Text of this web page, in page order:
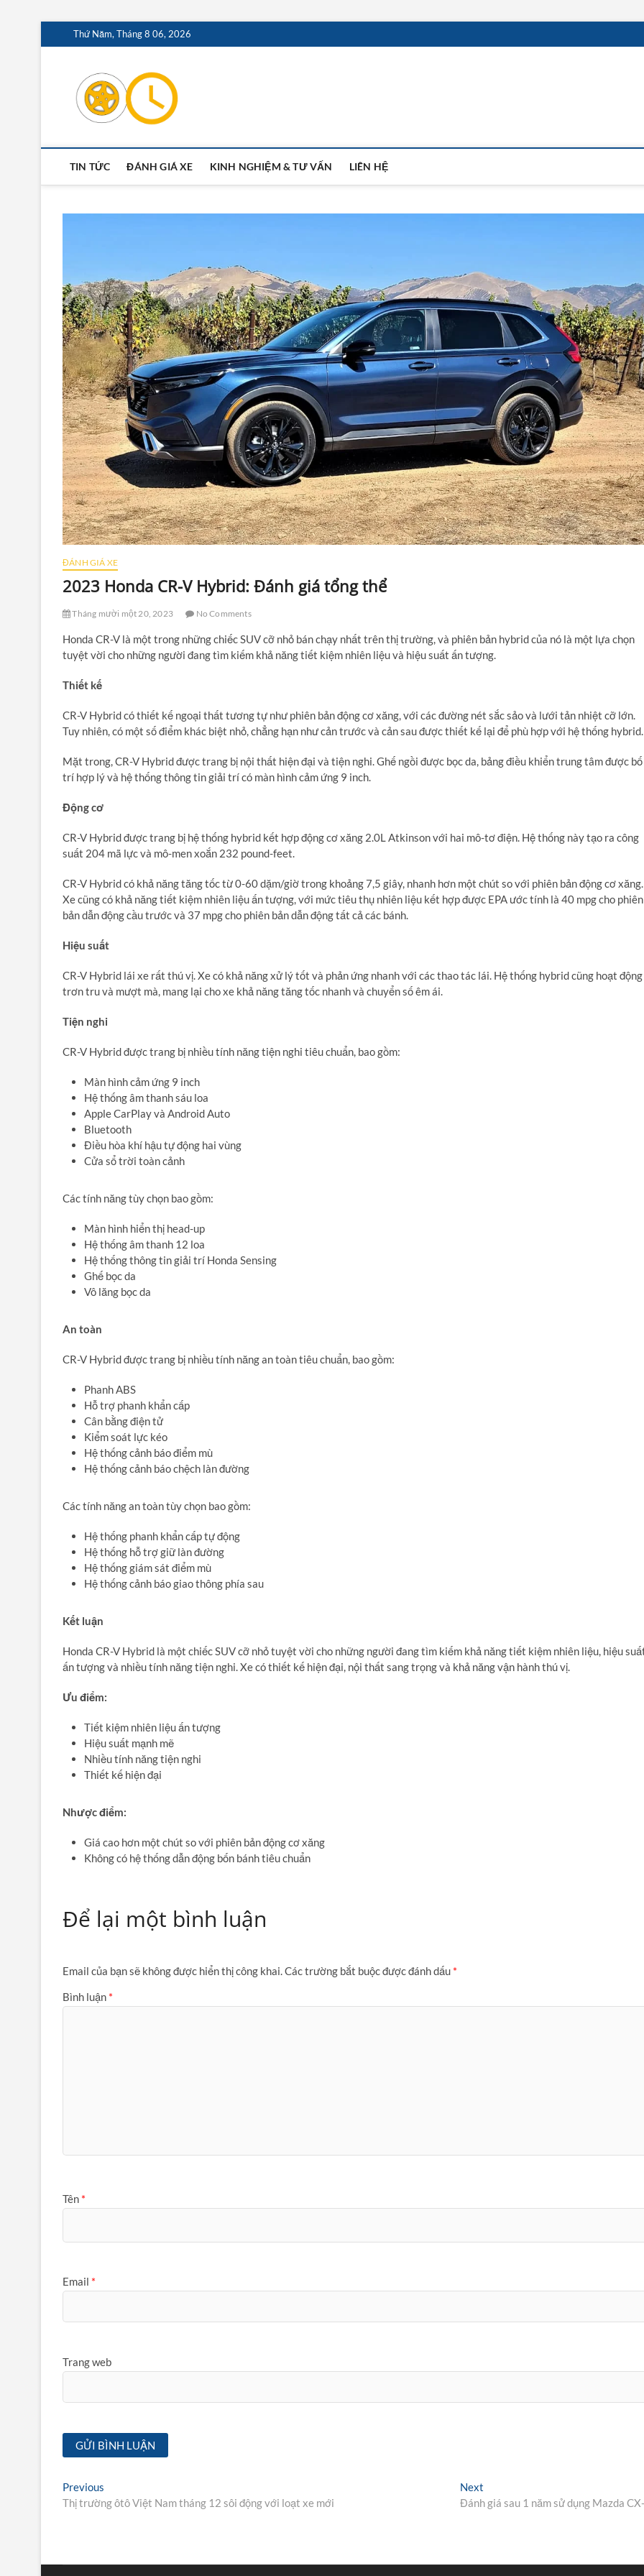
to
Thứ Năm, Tháng 8 06, 2026
TIN TỨC ĐÁNH GIÁ XE KINH NGHIỆM & TƯ VẤN LIÊN HỆ
ĐÁNH GIÁ XE
2023 Honda CR-V Hybrid: Đánh giá tổng thể
Tháng mười một 20, 2023 No Comments
Honda CR-V là một trong những chiếc SUV cỡ nhỏ bán chạy nhất trên thị trường,và phiên bản hybrid của nó là một lựa chọn
tuyệt vời cho những người đang tìm kiếm khả năng tiết kiệm nhiên liệu và hiệu suất ấn tượng.
Thiết kế
CR-V Hybrid có thiết kế ngoại thất tương tự như phiên bản động cơ xăng,với các đường nét sắc sảo và lưới tản nhiệt cỡ lớn.
Tuy nhiên,có một số điểm khác biệt nhỏ,chẳng hạn như cản trước và cản sau được thiết kế lại để phù hợp với hệ thống hybrid.
Mặt trong,CR-V Hybrid được trang bị nội thất hiện đại và tiện nghi.Ghế ngồi được bọc da, bảng điều khiển trung tâm được bố
trí hợp lý và hệ thống thông tin giải trí có màn hình cảm ứng 9 inch.
Động cơ
CR-V Hybrid được trang bị hệ thống hybrid kết hợp động cơ xăng 2.0L Atkinson với hai mô-tơ điện. Hệ thống này tạo ra công
suất 204 mã lực và mô-men xoắn 232 pound-feet.
CR-V Hybrid có khả năng tăng tốc từ 0-60 dặm/giờ trong khoảng 7,5 giây, nhanh hơn một chút so với phiên bản động cơ xăng.
Xe cũng có khả năng tiết kiệm nhiên liệu ấn tượng,với mức tiêu thụ nhiên liệu kết hợp được EPA ước tính là 40 mpg cho phiên
bản dẫn động cầu trước và 37 mpg cho phiên bản dẫn động tất cả các bánh.
Hiệu suất
CR-V Hybrid lái xe rất thú vị.Xe có khả năng xử lý tốt và phản ứng nhanh với các thao tác lái. Hệ thống hybrid cũng hoạt động
trơn tru và mượt mà, mang lại cho xe khả năng tăng tốc nhanh và chuyển số êm ái.
Tiện nghi
CR-V Hybrid được trang bị nhiều tính năng tiện nghi tiêu chuẩn, bao gồm:
Màn hình cảm ứng 9 inch
Hệ thống âm thanh sáu loa
Apple CarPlay và Android Auto
Bluetooth
Điều hòa khí hậu tự động hai vùng
Cửa sổ trời toàn cảnh
Các tính năng tùy chọn bao gồm:
Màn hình hiển thị head-up
Hệ thống âm thanh 12 loa
Hệ thống thông tin giải trí Honda Sensing
Ghế bọc da
Vô lăng bọc da
An toàn
CR-V Hybrid được trang bị nhiều tính năng an toàn tiêu chuẩn, bao gồm:
Phanh ABS
Hỗ trợ phanh khẩn cấp
Cân bằng điện tử
Kiểm soát lực kéo
Hệ thống cảnh báo điểm mù
Hệ thống cảnh báo chệch làn đường
Các tính năng an toàn tùy chọn bao gồm:
Hệ thống phanh khẩn cấp tự động
Hệ thống hỗ trợ giữ làn đường
Hệ thống giám sát điểm mù
Hệ thống cảnh báo giao thông phía sau
Kết luận
Honda CR-V Hybrid là một chiếc SUV cỡ nhỏ tuyệt vời cho những người đang tìm kiếm khả năng tiết kiệm nhiên liệu, hiệu
ấn tượng và nhiều tính năng tiện nghi.Xe có thiết kế hiện đại, nội thất sang trọng và khả năng vận hành thú vị.
Ưu điểm:
Tiết kiệm nhiên liệu ấn tượng
Hiệu suất mạnh mẽ
Nhiều tính năng tiện nghi
Thiết kế hiện đại
Nhược điểm:
Giá cao hơn một chút so với phiên bản động cơ xăng
Không có hệ thống dẫn động bốn bánh tiêu chuẩn
Để lại một bình luận
Email của bạn sẽ không được hiển thị công khai.Các trường bắt buộc được đánh dấu *
Bình luận *
Tên *
Email *
Trang web
Điều
hướng
viết
Previous
post:
Thị trường ôtô Việt Nam tháng 12 sôi động với loạt xe mới
Next
post:
Đánh giá sau 1 năm sử dụng Mazda